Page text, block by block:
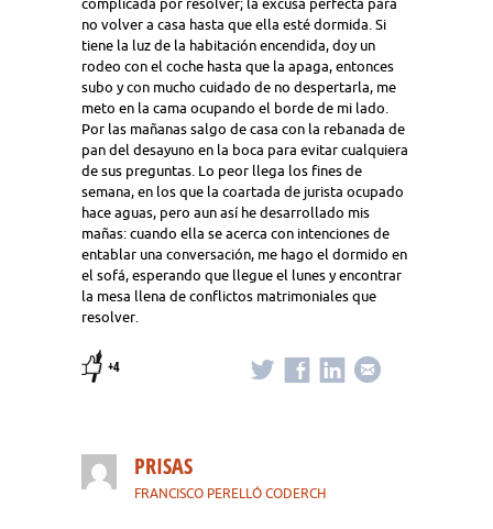
complicada por resolver; la excusa perfecta para
no volver a casa hasta que ella esté dormida. Si
tiene la luz de la habitación encendida, doy un
rodeo con el coche hasta que la apaga, entonces
subo y con mucho cuidado de no despertarla, me
meto en la cama ocupando el borde de mi lado.
Por las mañanas salgo de casa con la rebanada de
pan del desayuno en la boca para evitar cualquiera
de sus preguntas. Lo peor llega los fines de
semana, en los que la coartada de jurista ocupado
hace aguas, pero aun así he desarrollado mis
mañas: cuando ella se acerca con intenciones de
entablar una conversación, me hago el dormido en
el sofá, esperando que llegue el lunes y encontrar
la mesa llena de conflictos matrimoniales que
resolver.
+4
PRISAS
FRANCISCO PERELLÓ CODERCH